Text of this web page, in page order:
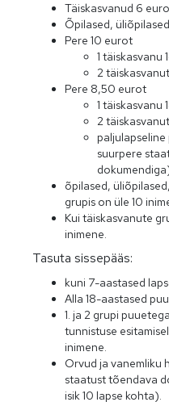
Täiskasvanud 6
Õpilased,
Pere 10 eurot
1 täiskasvanu
2
Pere 8,50 eurot
1 täiskasvanu
2
suurpere
õpilased,
grupis on üle 10
Kui täiskasvanute
inimene.
Tasuta sissepääs:
kuni 7-aastased
Alla 18-aastased
1. ja 2 grupi
tunnistuse
inimene.
Orvud ja vanemliku
staatust tõendava
isik 10 lapse kohta).